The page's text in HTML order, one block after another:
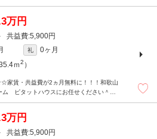
万円
5,900円
礼
0ヶ月
ｍ2 ）
賃・共益費が2ヵ月無料に！！！和歌山
ム ピタットハウスにお任せください＾＾
万円
5,900円